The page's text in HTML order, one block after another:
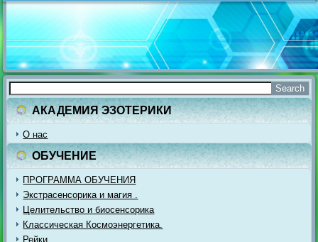
АКАДЕМИЯ ЭЗОТЕРИКИ
О нас
ОБУЧЕНИЕ
ПРОГРАММА ОБУЧЕНИЯ
Экстрасенсорика и магия .
Целительство и биосенсорика
Классическая Космоэнергетика.
Рейки